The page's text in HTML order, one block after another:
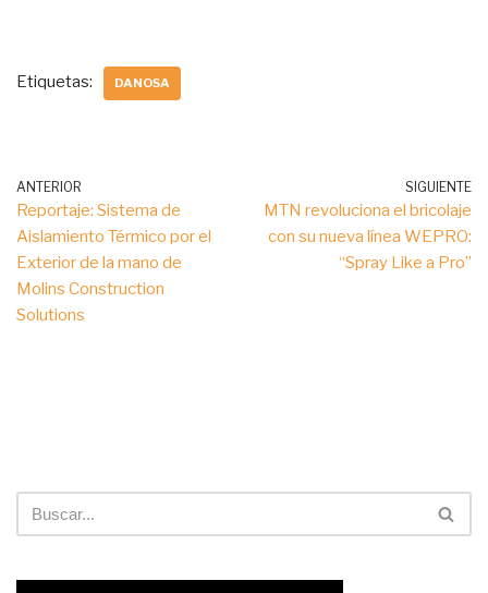
Etiquetas: DANOSA
ANTERIOR
Reportaje: Sistema de
Aislamiento Térmico por el
Exterior de la mano de
Molins Construction
Solutions
SIGUIENTE
MTN revoluciona el bricolaje
con su nueva línea WEPRO:
“Spray Like a Pro”